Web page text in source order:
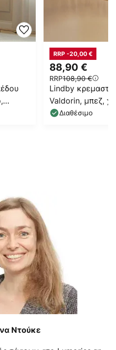
88,90 €
RRP108,90 €
RRP -20,00 €
Lindby κρεμαστό
Valdorin, μπεζ,
E27Διαθέσιμο
Ντούκε